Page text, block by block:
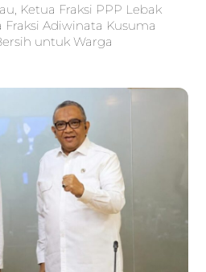
Ketua Fraksi PPP Lebak
Adiwinata Kusuma
untuk Warga